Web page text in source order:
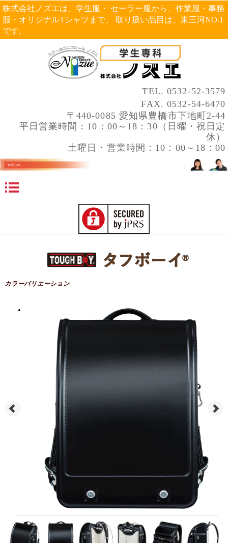
株式会社ノズエは、学生服・ セーラー服から、作業服・事務
服・オリジナルTシャツまで、 取り扱い品目は、東三河NO.1
です。
TEL.0532-52-3579
FAX. 0532-54-6470
〒440-0085 愛知県豊橋市下地町2-44
平日営業時間：10：00～18：30（日曜・祝日定
休）
土曜日・営業時間：10：00～18：00
カラーバリエーション